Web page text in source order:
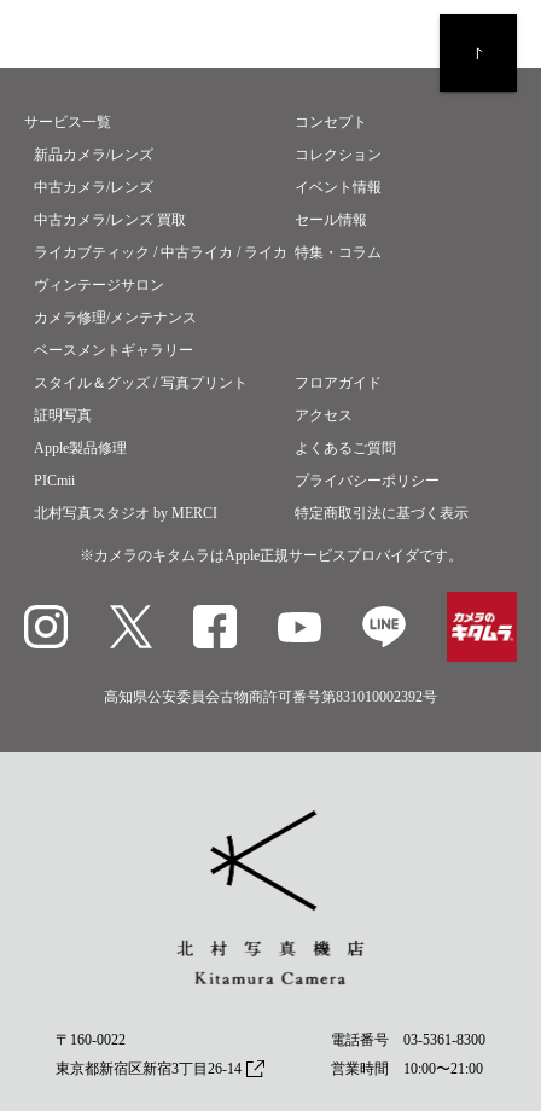
サービス一覧
新品カメラ/レンズ
中古カメラ/レンズ
中古カメラ/レンズ 買取
ライカブティック / 中古ライカ / ライカ
ヴィンテージサロン
カメラ修理/メンテナンス
ベースメントギャラリー
スタイル＆グッズ / 写真プリント
証明写真
Apple製品修理
PICmii
北村写真スタジオ by MERCI
コンセプト
コレクション
イベント情報
セール情報
特集・コラム
フロアガイド
アクセス
よくあるご質問
プライバシーポリシー
特定商取引法に基づく表示
※カメラのキタムラはApple正規サービスプロバイダです。
高知県公安委員会古物商許可番号第831010002392号
〒160-0022
東京都新宿区新宿3丁目26-14
電話番号 03-5361-8300
営業時間 10:00〜21:00